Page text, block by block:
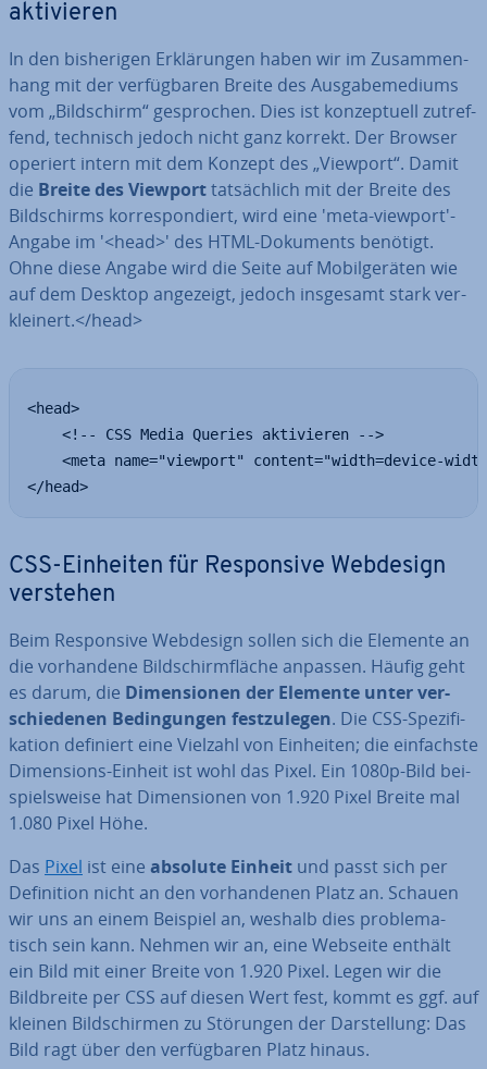
ak­ti­vie­ren
In den bis­he­ri­gen Er­klä­run­gen haben wir im Zu­sam­men­
hang mit der ver­füg­ba­ren Breite des Aus­ga­be­me­di­ums
vom „Bild­schirm“ ge­spro­chen. Dies ist kon­zep­tu­ell zu­tref­
fend, technisch jedoch nicht ganz korrekt. Der Browser
operiert intern mit dem Konzept des „Viewport“. Damit
die Breite des Viewporttat­säch­lich mit der Breite des
Bild­schirms kor­re­spon­diert, wird eine 'meta-viewport'-
Angabe im '<head>' des HTML-Dokuments benötigt.
Ohne diese Angabe wird die Seite auf Mo­bil­ge­rä­ten wie
auf dem Desktop angezeigt, jedoch insgesamt stark ver­
klei­nert.</head>
<head>
    <!-- CSS Media Queries aktivieren -->
<meta name="viewport" content="width=device-
</head>
CSS-Einheiten für Re­spon­si­ve Webdesign
verstehen
Beim Re­spon­si­ve Webdesign sollen sich die Elemente an
die vor­han­de­ne Bild­schirm­flä­che anpassen. Häufig geht
es darum, die Di­men­sio­nen der Elemente unter ver­
schie­de­nen Be­din­gun­gen fest­zu­le­gen. Die CSS-Spe­zi­fi­
ka­ti­on definiert eine Vielzahl von Einheiten; die ein­fachs­te
Di­men­si­ons-Einheit ist wohl das Pixel. Ein 1080p-Bild bei­
spiels­wei­se hat Di­men­sio­nen von 1.920 Pixel Breite mal
1.080 Pixel Höhe.
Das Pixel ist eine absolute Einheit und passt sich per
De­fi­ni­ti­on nicht an den vor­han­de­nen Platz an. Schauen
wir uns an einem Beispiel an, weshalb dies pro­ble­ma­
tisch sein kann. Nehmen wir an, eine Webseite enthält
ein Bild mit einer Breite von 1.920 Pixel. Legen wir die
Bild­brei­te per CSS auf diesen Wert fest, kommt es ggf. auf
kleinen Bild­schir­men zu Störungen der Dar­stel­lung: Das
Bild ragt über den ver­füg­ba­ren Platz hinaus.